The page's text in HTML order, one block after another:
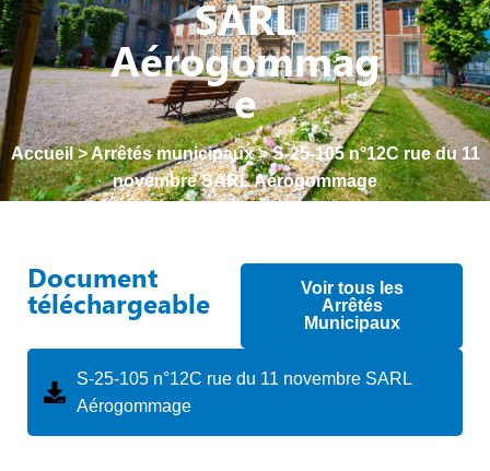
SARL
Aérogommag
e
Accueil>Arrêtés municipaux>S-25-105 n°12C rue du 11
novembre SARL Aérogommage
Document
téléchargeable
Voir tous les
Arrêtés
Municipaux
S-25-105 n°12C rue du 11 novembre SARL
Aérogommage